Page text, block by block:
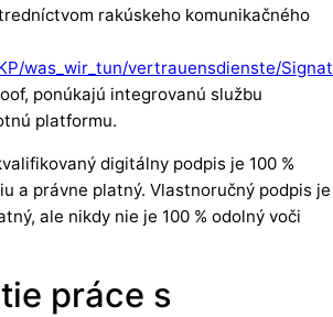
rakúskeho komunikačného
was_wir_tun/vertrauensdienste/
ponúkajú integrovanú službu
platformu.
digitálny podpis je 100 %
a právne platný. Vlastnoručný podpis je
ale nikdy nie je 100 % odolný voči
práce s